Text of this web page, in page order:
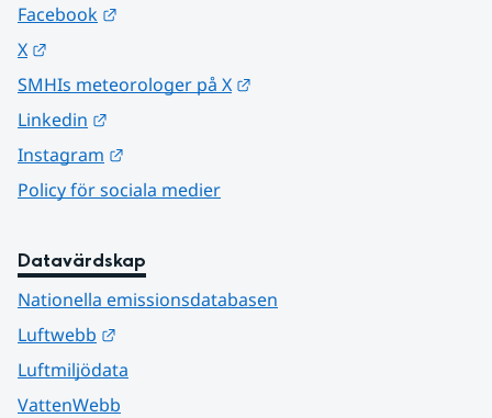
Facebook
X
SMHIs meteorologer på X
Linkedin
Instagram
Policy för sociala medier
Datavärdskap
Nationella emissionsdatabasen
Luftwebb
Luftmiljödata
VattenWebb